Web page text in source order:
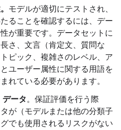
モデルが適切にテストされ、
ることを確認するには、デー
が重要です。データセットに
さ、文言（肯定文、質問な
ピック、複雑さのレベル、ア
ユーザー属性に関する用語を
れている必要があります。
ータ。保証評価を行う際
が（モデルまたは他の分類子
でも使用されるリスクがない